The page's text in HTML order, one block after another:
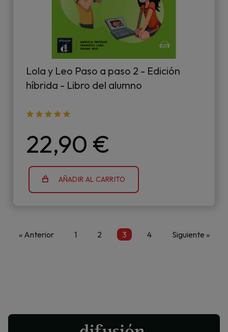
Lola y Leo Paso a paso 2 - Edición
híbrida - Libro del alumno
22,90 €
AÑADIR AL CARRITO
« Anterior 1 2 3 4 Siguiente »